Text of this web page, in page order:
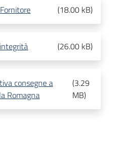
(18.00 kB)
(26.00 kB)
consegne a
Romagna
(3.29
MB)